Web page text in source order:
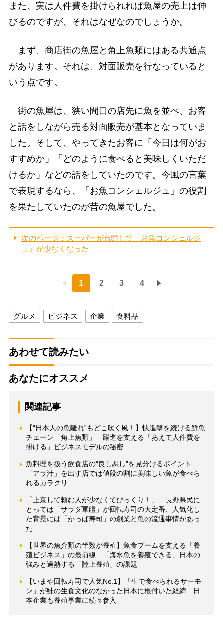
また、実は人件費を掛けられれば魚屋の売上は伸
びるのですが、それはなぜなのでしょうか。
まず、商店街の魚屋と角上魚類にはある共通点
があります。それは、対面販売を行なっていると
いう点です。
街の魚屋は、狭い間口の店先に魚を並べ、お客
と話をしながら売る対面販売が基本となっていま
した。そして、やってきたお客に「今日は何がお
すすめか」「どのように食べると美味しくいただ
けるか」などの話をしていたのです。今風の言葉
で表現するなら、「お魚コンシェルジュ」の役割
を果たしていたのが昔の魚屋でした。
次のページ：スーパーが台頭して「お魚コンシェルジ
ュ」が少なくなった
1 2 3 4
グルメ ビジネス 企業 食料品
あわせて読みたい
あなたにオススメ
関連記事
【“日本人の魚離れ”もどこ吹く風！】快進撃を続ける鮮魚
チェーン「角上魚類」 躍進を支える「あえて人件費を
掛ける」ビジネスモデルの秘密
魚料理を扱う飲食店の“良し悪し”を見分けるポイント
「アラ汁」を出す店では値段の割に美味しい魚が食べら
れるカラクリ
「上京して頼む人が少なくてびっくり！」 長野県民に
とっては「サラダ軍艦」が回転寿司の大定番、人気化し
た背景には「かっぱ寿司」の創業と魚の流通事情があっ
た
【世界の魚介類の半数が養殖】魚食ブームを支える「養
殖ビジネス」の最前線 「海水魚を養殖できる」日本の
強みと過熱する「陸上養殖」の課題
【いまや回転寿司で人気No.1】「生で食べられるサーモ
ン」が鮭の生食文化のなかった日本に根付いた経緯 日
本企業も養殖事業に続々参入